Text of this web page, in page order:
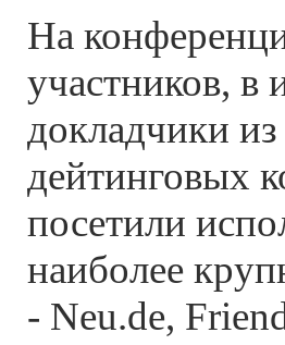
На
участников, в
докладчики
дейтинговых
посетили
наиболее
- Neu.de,